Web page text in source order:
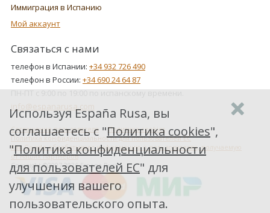
Иммиграция в Испанию
Мой аккаунт
Связаться с нами
телефон в Испании: +34 932 726 490
телефон в России: +34 690 24 64 87
ПН-ПТ с 9:00 по 19:00 по испанскому времени.
info@espanarusa.com
Соглашение пользователя
Политика cookies
Политика конфиденциальности для пользователей ЕС
Как Google обрабатывает информацию о пользователях, получаемую
от наших партнеров
Copyright ©2007-2026 Espana Rusa
Используя España Rusa, вы
соглашаетесь с "Политика cookies",
"Политика конфиденциальности
для пользователей ЕС" для
улучшения вашего
пользовательского опыта.